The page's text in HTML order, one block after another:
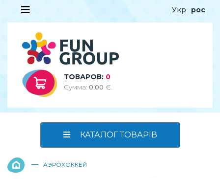
Укр рос
ТОВАРОВ: 0
Сумма: 0.00 €.
КАТАЛОГ ТОВАРІВ
— АЭРОХОККЕЙ